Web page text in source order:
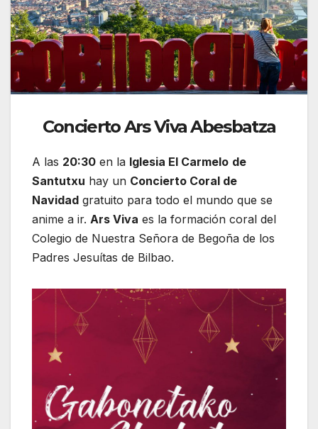
Concierto Ars Viva Abesbatza
A las 20:30 en la Iglesia El Carmelo de
Santutxu hay un Concierto Coral de
Navidad gratuito para todo el mundo que se
anime a ir. Ars Viva es la formación coral del
Colegio de Nuestra Señora de Begoña de los
Padres Jesuítas de Bilbao.